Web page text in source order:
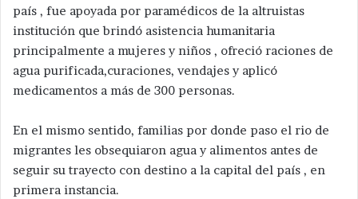
país , fue apoyada por paramédicos de la altruistas
institución que brindó asistencia humanitaria
principalmente a mujeres y niños , ofreció raciones de
agua purificada,curaciones, vendajes y aplicó
medicamentos a más de 300 personas.
En el mismo sentido, familias por donde paso el rio de
migrantes les obsequiaron agua y alimentos antes de
seguir su trayecto con destino a la capital del país , en
primera instancia.